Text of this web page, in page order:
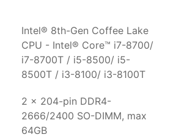
Intel® 8th-Gen Coffee Lake
CPU - Intel® Core™ i7-8700/
i7-8700T / i5-8500/ i5-
8500T / i3-8100/ i3-8100T
2 x 204-pin DDR4-
2666/2400 SO-DIMM, max
64GB